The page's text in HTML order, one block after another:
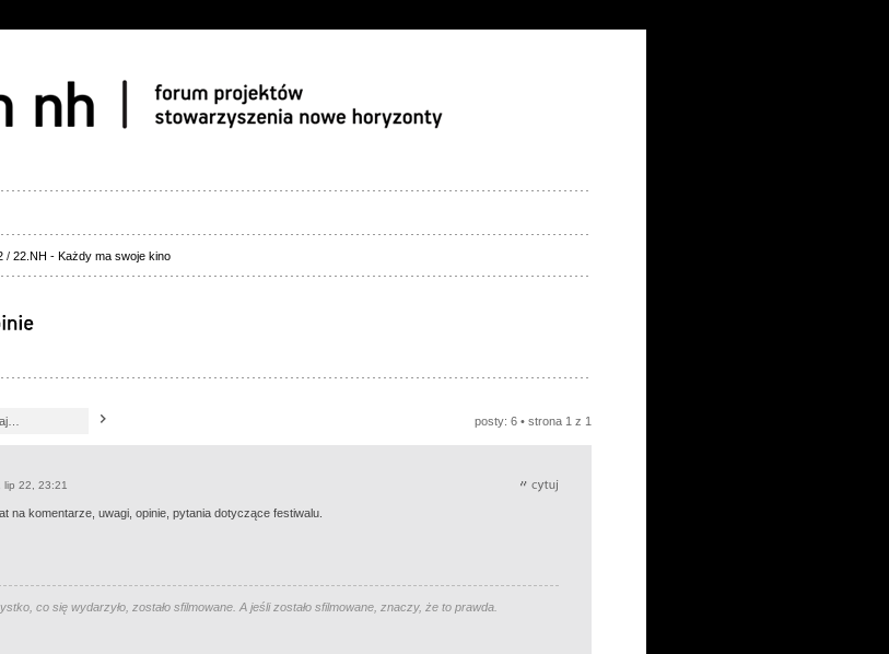
/ 22.NH - Każdy ma swoje kino
posty: 6 • strona 1 z 1
lip 22, 23:21
na komentarze, uwagi, opinie, pytania dotyczące festiwalu.
co się wydarzyło, zostało sfilmowane. A jeśli zostało sfilmowane, znaczy, że to prawda.